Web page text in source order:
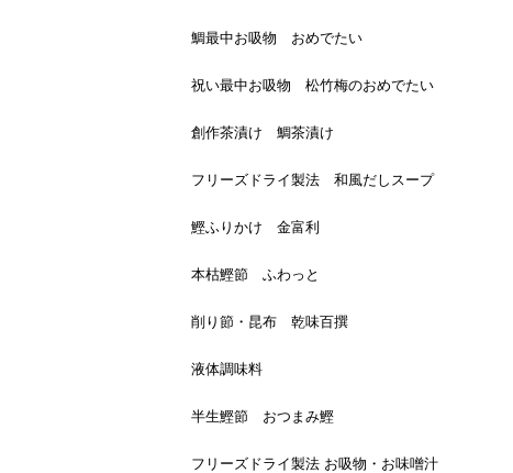
鯛最中お吸物 おめでたい
祝い最中お吸物 松竹梅のおめでたい
創作茶漬け 鯛茶漬け
フリーズドライ製法 和風だしスープ
鰹ふりかけ 金富利
本枯鰹節 ふわっと
削り節・昆布 乾味百撰
液体調味料
半生鰹節 おつまみ鰹
フリーズドライ製法 お吸物・お味噌汁